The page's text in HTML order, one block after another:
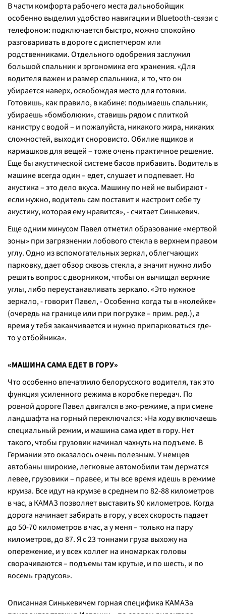
В части комфорта рабочего места дальнобойщик
особенно выделил удобство навигации и Bluetooth-связи с
телефоном: подключается быстро, можно спокойно
разговаривать в дороге с диспетчером или
родственниками. Отдельного одобрения заслужил
большой спальник и эргономика его хранения. «Для
водителя важен и размер спальника, и то, что он
убирается наверх, освобождая место для готовки.
Готовишь, как правило, в кабине: подымаешь спальник,
убираешь «бомболюки», ставишь рядом с плиткой
канистру с водой – и пожалуйста, никакого жира, никаких
сложностей, выходит сноровисто. Обилие ящиков и
кармашков для вещей – тоже очень практичное решение.
Еще бы акустической системе басов прибавить. Водитель в
машине всегда один – едет, слушает и подпевает. Но
акустика – это дело вкуса. Машину по ней не выбирают -
если нужно, водитель сам поставит и настроит себе ту
акустику, которая ему нравится», - считает Синькевич.
Еще одним минусом Павел отметил образование «мертвой
зоны» при загрязнении лобового стекла в верхнем правом
углу. Одно из вспомогательных зеркал, облегчающих
парковку, дает обзор сквозь стекла, а значит нужно либо
решить вопрос с дворником, чтобы он вычищал верхние
углы, либо переустанавливать зеркало. «Это нужное
зеркало, - говорит Павел, - Особенно когда ты в «колейке»
(очередь на границе или при погрузке– прим. ред.), а
время у тебя заканчивается и нужно припарковаться где-
то у отбойника».
«МАШИНА САМА ЕДЕТ В ГОРУ»
Что особенно впечатлило белорусского водителя, так это
функция усиленного режима в коробке передач. По
ровной дороге Павел двигался в эко-режиме, а при смене
ландшафта на горный переключался: «На ходу включаешь
специальный режим, и машина сама идет в гору. Нет
такого, чтобы грузовик начинал чахнуть на подъеме. В
Германии это оказалось очень полезным. У немцев
автобаны широкие, легковые автомобили там держатся
левее, грузовики – правее, и ты все время идешь в режиме
круиза. Все идут на круизе в среднем по 82-88 километров
в час, а КАМАЗ позволяет выставить 90 километров. Когда
дорога начинает забирать в гору, у всех скорость падает
до 50-70 километров в час, а у меня – только на пару
километров, до 87. Я с 23 тоннами груза выхожу на
опережение, и у всех коллег на иномарках головы
сворачиваются – подъемы там крутые, и по шесть, и по
восемь градусов».
Описанная Синькевичем горная специфика КАМАЗа